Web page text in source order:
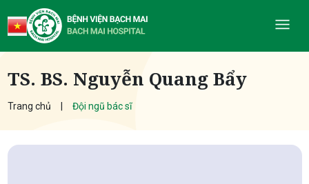
TS. BS. Nguyễn Quang Bẩy
Trang chủ Đội ngũ bác sĩ